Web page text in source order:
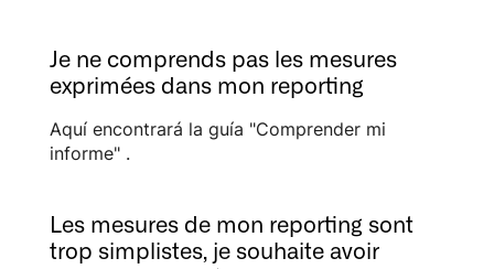
Je ne comprends pas les mesures
exprimées dans mon reporting
Aquí encontrará la guía "Comprender mi
informe" .
Les mesures de mon reporting sont
trop simplistes, je souhaite avoir